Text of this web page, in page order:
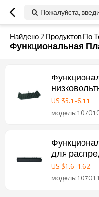
Пожалуйста,
Найдено2 Продуктов По
Функциональная
устройства
US $6.1-6.11
для
низкого
US $1.6-1.62